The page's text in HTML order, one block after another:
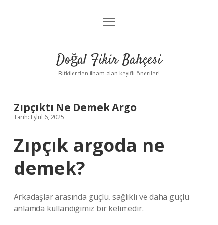
Anasayfa
Yasal Uyarı
menüyü
Doğal Fikir Bahçesi
Bitkilerden ilham alan keyifli öneriler!
Zıpçıktı Ne Demek Argo
Tarih: Eylül 6, 2025
Zıpçık argoda ne
demek?
Arkadaşlar arasında güçlü, sağlıklı ve daha güçlü
anlamda kullandığımız bir kelimedir.